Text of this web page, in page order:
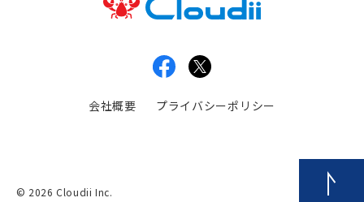
© 2026 Cloudii Inc.
会社概要 プライバシーポリシー